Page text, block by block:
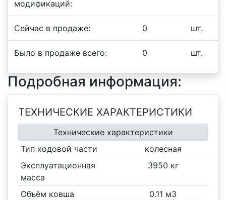
модификаций:
Сейчас в продаже: 0 шт.
Было в продаже всего: 0 шт.
Подробная информация:
ТЕХНИЧЕСКИЕ ХАРАКТЕРИСТИКИ
Технические характеристики
Тип ходовой части
колесная
Эксплуатационная
масса
3950 кг
Объём ковша
0.11 м3